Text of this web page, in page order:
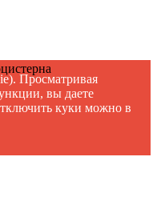
Просматривая
вы даете
куки можно в